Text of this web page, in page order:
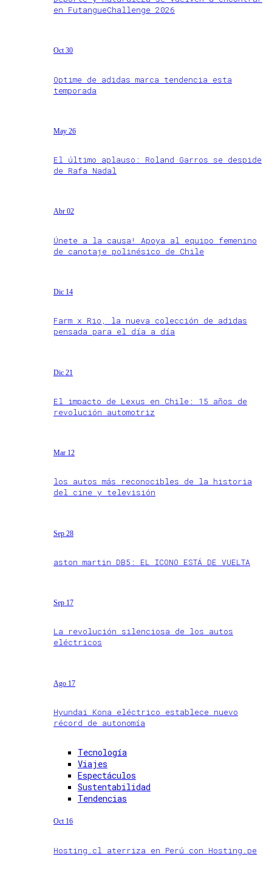
en FutangueChallenge 2026
Oct 30
Optime de adidas marca tendencia esta
temporada
May 26
El último aplauso: Roland Garros se despide
de Rafa Nadal
Abr 02
Únete a la causa! Apoya al equipo femenino
de canotaje polinésico de Chile
Dic 14
Farm x Rio, la nueva colección de adidas
pensada para el día a día
Dic 21
El impacto de Lexus en Chile: 15 años de
revolución automotriz
Mar 12
los autos más reconocibles de la historia
del cine y televisión
Sep 28
aston martin DB5: EL ICONO ESTÁ DE VUELTA
Sep 17
La revolución silenciosa de los autos
eléctricos
Ago 17
Hyundai Kona eléctrico establece nuevo
récord de autonomía
Tecnología
Viajes
Espectáculos
Sustentabilidad
Tendencias
Oct 16
Hosting.cl aterriza en Perú con Hosting.pe